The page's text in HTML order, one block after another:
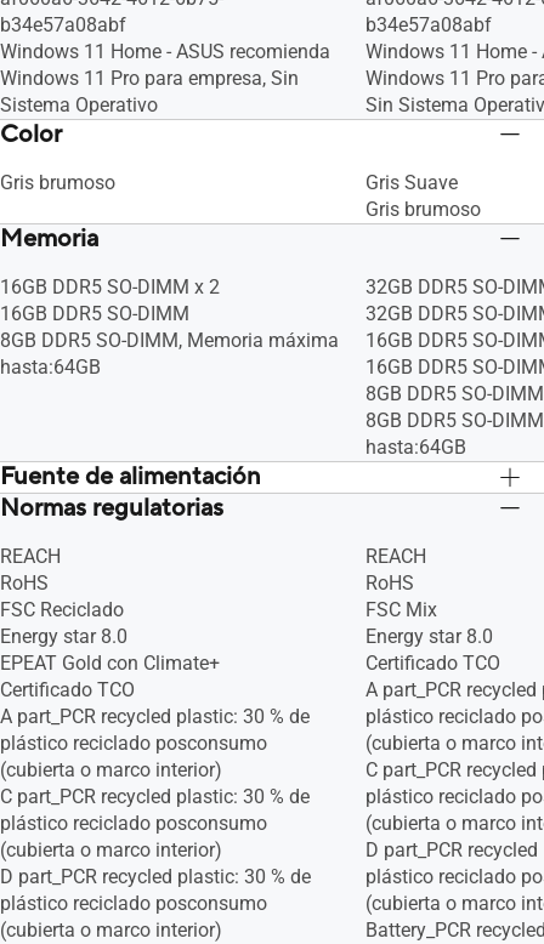
b34e57a08abf
Windows 11 Home - ASUS recomienda
Windows 11 Pro para empresa, Sin
Sistema Operativo
b34e57a08abf
Windows 11 Home -
Windows 11 Pro
Sin Sistema
Color
Gris brumoso
Gris Suave
Gris brumoso
Memoria
16GB DDR5 SO-DIMM x 2
16GB DDR5 SO-DIMM
8GB DDR5 SO-DIMM, Memoria máxima
hasta:64GB
32GB DDR5 SO-
32GB DDR5 SO-
16GB DDR5 SO-
16GB DDR5 SO-
8GB DDR5 SO-
8GB DDR5 SO-
hasta:64GB
Fuente de alimentación
TYPE-C, 65W AC Adapter, Output: 20V
50/60Hz universal (Adapter+power
cord)
W/O ADAPTER & W/O POWER CORD.
For optimal performance, we
recommend using ASUS USB-C charger
that supports USB Power Delivery (PD)
with a minimum output of 65W., W/O
ADAPTER & W/O POWER CORD. For
optimal performance, we recommend
using ASUS USB-C charger that
supports USB Power Delivery (PD) with
a minimum output of 65W.
TYPE-C, 65W AC
50/60Hz universal
cord)
W/O ADAPTER & W/
For optimal
recommend using
that supports USB
with a minimum
ADAPTER & W/O
optimal
using ASUS USB-C
supports USB
a minimum output
Normas regulatorias
REACH
RoHS
FSC Reciclado
Energy star 8.0
EPEAT Gold con Climate+
Certificado TCO
A part_PCR recycled plastic: 30 % de
plástico reciclado posconsumo
(cubierta o marco interior)
C part_PCR recycled plastic: 30 % de
plástico reciclado posconsumo
(cubierta o marco interior)
D part_PCR recycled plastic: 30 % de
plástico reciclado posconsumo
(cubierta o marco interior)
REACH
RoHS
FSC Mix
Energy star 8.0
Certificado TCO
A part_PCR
plástico reciclado
(cubierta o marco
C part_PCR
plástico reciclado
(cubierta o marco
D part_PCR
plástico reciclado
(cubierta o marco
Battery_PCR